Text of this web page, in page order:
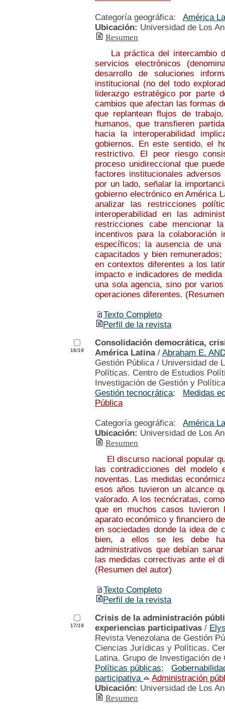
Categoría geográfica: América
Ubicación: Universidad de Los
Resumen
La práctica del intercambio
servicios electrónicos
desarrollo de soluciones
institucional (no del todo
liderazgo estratégico por parte
cambios que afectan las formas
que replantean flujos de
humanos, que transfieren
hacia la interoperabilidad
gobiernos. En este sentido, el
restrictivo. El peor riesgo
proceso unidireccional que
factores institucionales
por un lado, señalar la
gobierno electrónico en América
analizar las restricciones
interoperabilidad en las
restricciones cabe mencionar
incentivos para la colaboración
específicos; la ausencia de una
capacitados y bien
en contextos diferentes a los
impacto e indicadores de
una sola agencia, sino por
operaciones diferentes.
Texto Completo
Perfil de la revista
16/19
Consolidación democrática,
América Latina/ Abraham E.
Gestión Pública / Universidad de
Políticas. Centro de Estudios
Investigación de Gestión y
Gestión tecnocrática; Medidas
Pública
Categoría geográfica: América
Ubicación: Universidad de Los
Resumen
El discurso nacional popular
las contradicciones del modelo
noventas. Las medidas
esos años tuvieron un alcance
valorado. A los tecnócratas,
que en muchos casos
aparato económico y financiero
en sociedades donde la idea de
bien, a ellos se les debe
administrativos que debían
las medidas correctivas ante el
(Resumen del autor)
Texto Completo
Perfil de la revista
17/19
Crisis de la administración
experiencias participativas /
Revista Venezolana de Gestión
Ciencias Jurídicas y Políticas.
Latina. Grupo de Investigación
Políticas públicas;
participativa
Administración
Ubicación: Universidad de Los
Resumen